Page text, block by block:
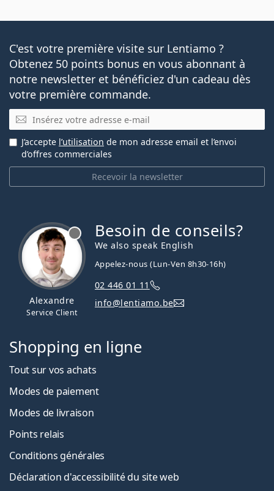
C'est votre première visite sur Lentiamo ?
Obtenez 50 points bonus en vous abonnant à
notre newsletter et bénéficiez d'un cadeau dès
votre première commande.
E-mail
Recevoir la newsletter
J’accepte l’utilisation de mon adresse email et l’envoi
d’offres commerciales
Alexandre
Service Client
Besoin de conseils?
We also speak English
Appelez-nous (Lun-Ven 8h30-16h)
02 446 01 11
info@lentiamo.be
Shopping en ligne
Tout sur vos achats
Modes de paiement
Modes de livraison
Points relais
Conditions générales
Déclaration d'accessibilité du site web